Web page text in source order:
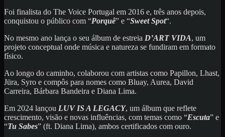
Foi finalista do The Voice Portugal em 2016 e, três anos depois,
conquistou o público com “Porquê” e “Sweet Spot“.
No mesmo ano lança o seu álbum de estreia D’ART VIDA, um
projeto conceptual onde música e natureza se fundiram em formato
físico.
Ao longo do caminho, colaborou com artistas como Papillon, Lhast,
Jüra, Syro e compôs para nomes como Bluay, Aurea, David
Carreira, Bárbara Bandeira e Diana Lima.
Em 2024 lançou LUV IS A LEGACY, um álbum que reflete
crescimento, visão e novas influências, com temas como “Escuta” e
“Tu Sabes” (ft. Diana Lima), ambos certificados com ouro.